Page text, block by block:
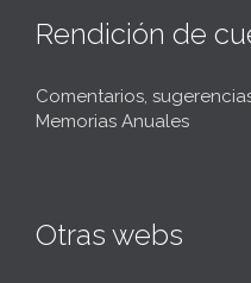
Rendición de
Comentarios,
Memorias Anuales
Otras webs